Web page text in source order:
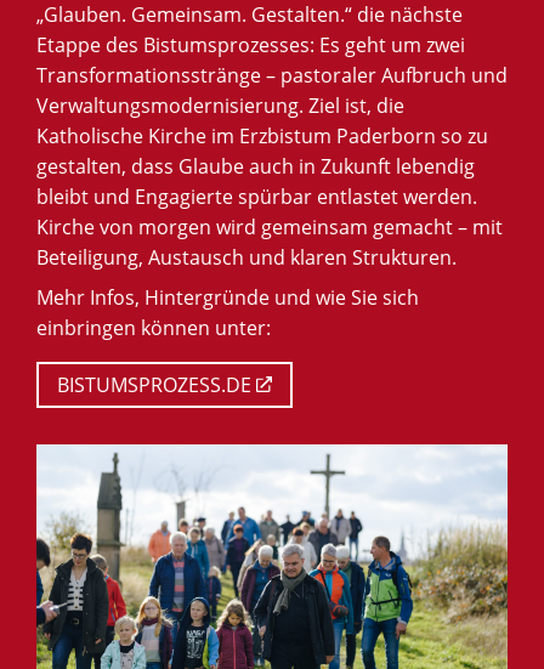
„Glauben. Gemeinsam. Gestalten.“ die nächste
Etappe des Bistumsprozesses: Es geht um zwei
Transformationsstränge – pastoraler Aufbruch und
Verwaltungsmodernisierung. Ziel ist, die
Katholische Kirche im Erzbistum Paderborn so zu
gestalten, dass Glaube auch in Zukunft lebendig
bleibt und Engagierte spürbar entlastet werden.
Kirche von morgen wird gemeinsam gemacht – mit
Beteiligung, Austausch und klaren Strukturen.
Mehr Infos, Hintergründe und wie Sie sich
einbringen können unter:
BISTUMSPROZESS.DE